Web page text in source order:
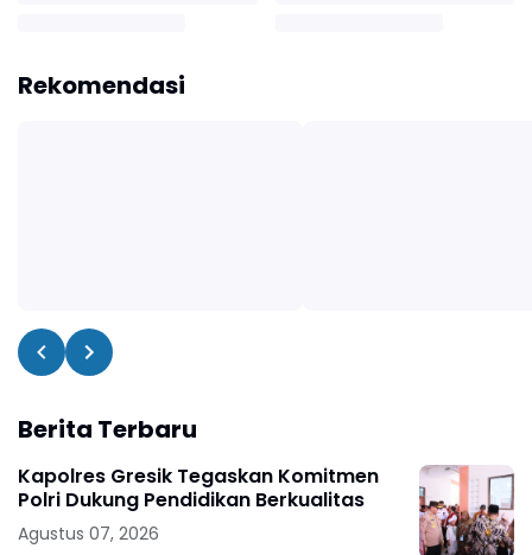
Rekomendasi
Berita Terbaru
Kapolres Gresik Tegaskan Komitmen
Polri Dukung Pendidikan Berkualitas
Agustus 07, 2026